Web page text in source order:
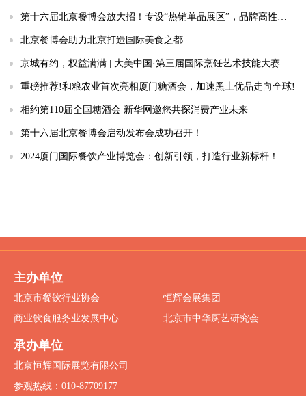
第十六届北京餐博会放大招！专设“热销单品展区”，品牌高性价比参展的优质阵地
北京餐博会助力北京打造国际美食之都
京城有约，权益满满 | 大美中国·第三届国际烹饪艺术技能大赛招商合作火热进行中！
重磅推荐!和粮农业首次亮相厦门糖酒会，加速黑土优品走向全球!
相约第110届全国糖酒会 新华网邀您共探消费产业未来
第十六届北京餐博会启动发布会成功召开！
2024厦门国际餐饮产业博览会：创新引领，打造行业新标杆！
主办单位
北京市餐饮行业协会
恒辉会展集团
商业饮食服务业发展中心
北京市中华厨艺研究会
承办单位
北京恒辉国际展览有限公司
参观热线：010-87709177